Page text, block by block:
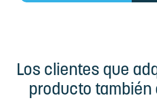
Los clientes que
producto también